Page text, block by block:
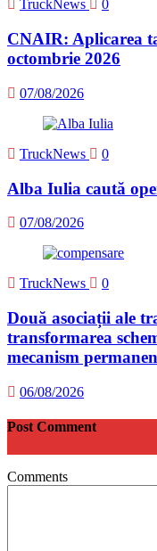
TruckNews 0
CNAIR: Aplicarea
octombrie 2026
07/08/2026
TruckNews 0
Alba Iulia caută
07/08/2026
TruckNews 0
Două asociații ale
transformarea
mecanism
06/08/2026
Post Comment
Comments